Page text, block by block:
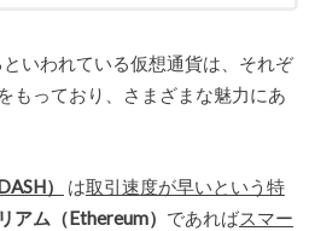
いわれている仮想通貨は、それぞ
もっており、さまざまな魅力にあ
） は取引速度が早いという特
アム（Ethereum） であればスマー